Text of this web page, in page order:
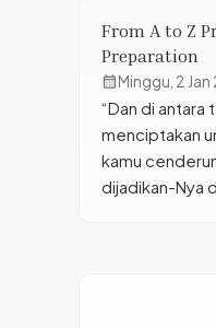
dan menjadi
pembinaan
From A to Z
Preparation
calendar_monthMinggu, 2
“Dan di antara
menciptakan
kamu
dijadikan-Nya
Hidayatullah